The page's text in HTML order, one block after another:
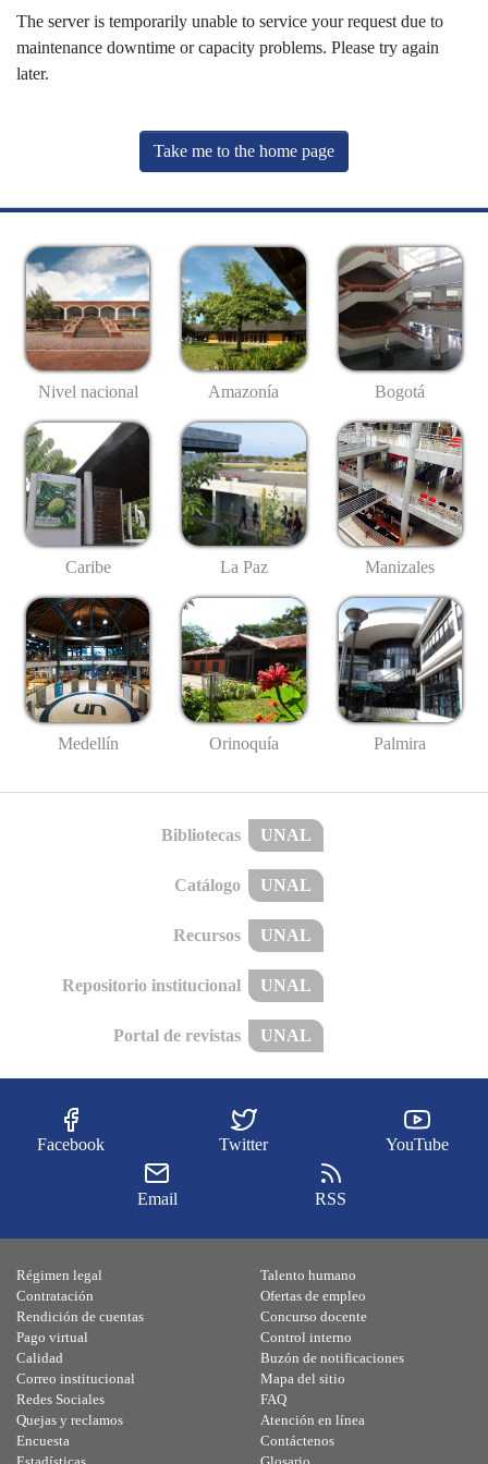
The server is temporarily unable to service your request due to
maintenance downtime or capacity problems. Please try again
later.
Take me to the home page
Nivel nacional Amazonía Bogotá
Caribe La Paz Manizales
Medellín Orinoquía Palmira
Bibliotecas UNAL
Catálogo UNAL
Recursos UNAL
Repositorio institucional UNAL
Portal de revistas UNAL
Facebook Twitter YouTube
Email RSS
Régimen legal
Contratación
Rendición de cuentas
Pago virtual
Calidad
Talento humano
Ofertas de empleo
Concurso docente
Control interno
Buzón de notificaciones
Correo institucional
Redes Sociales
Quejas y reclamos
Encuesta
Mapa del sitio
FAQ
Atención en línea
Contáctenos